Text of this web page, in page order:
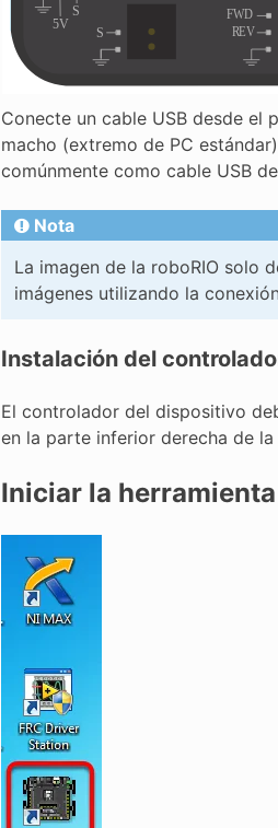
Conecte un cable USB desde el
macho (extremo de PC
comúnmente como cable USB
Nota
La imagen de la roboRIO solo
imágenes utilizando la
Instalación del
El controlador del dispositivo
en la parte inferior derecha de
Iniciar la